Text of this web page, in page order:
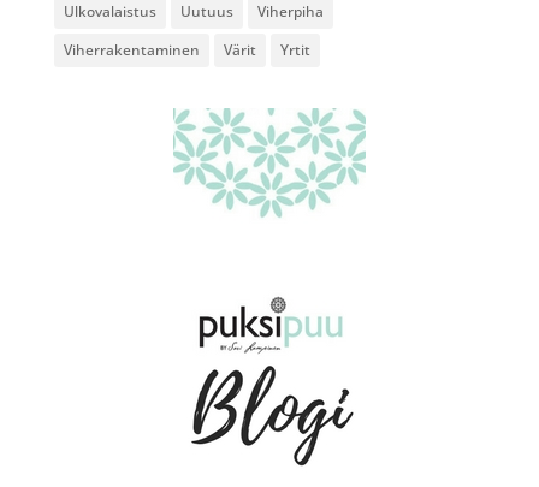
Ulkovalaistus
Uutuus
Viherpiha
Viherrakentaminen
Värit Yrtit